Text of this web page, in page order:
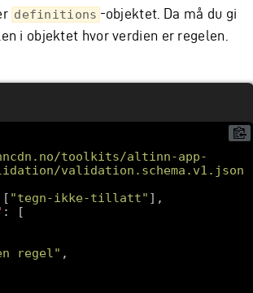
definitions -objektet. Da må du gi
i objektet hvor verdien er regelen.
toolkits/altinn-app-
validation.schema.v1.json"
"tegn-ikke-tillatt"
regel"